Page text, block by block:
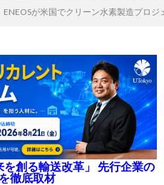
ENEOSが米国でクリーン水素製造プロ
創る輸送改革」 先行企業の
徹底取材